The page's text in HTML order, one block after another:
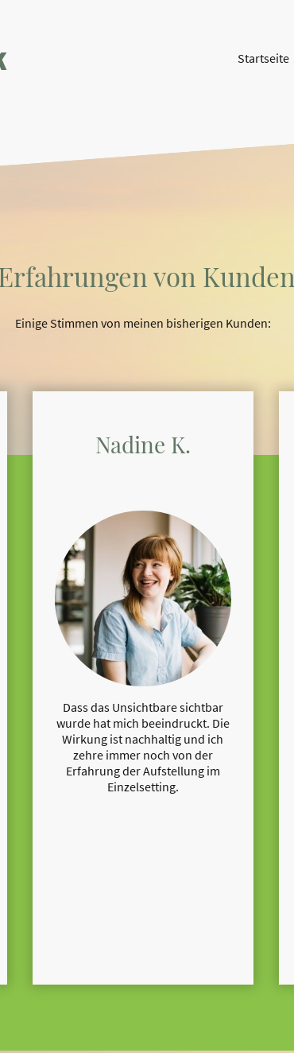
Startseite
von Kunden
Einige Stimmen von meinen bisherigen Kunden:
Nadine K.
Dass das Unsichtbare sichtbar
wurde hat mich beeindruckt. Die
Wirkung ist nachhaltig und ich
zehre immer noch von der
Erfahrung der Aufstellung im
Einzelsetting.